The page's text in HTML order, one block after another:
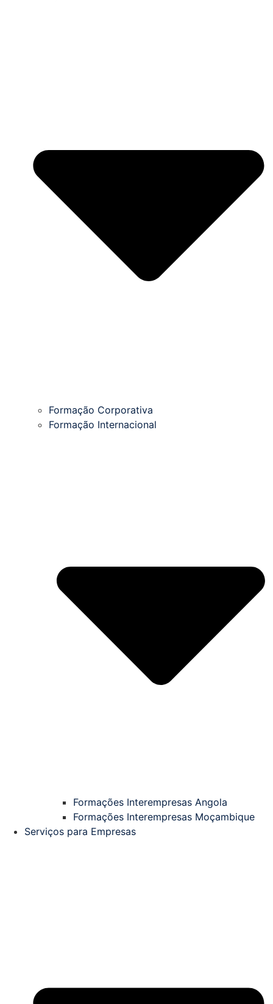
Formação Corporativa
Formação Internacional
Formações Interempresas Angola
Formações Interempresas Moçambique
Serviços para Empresas